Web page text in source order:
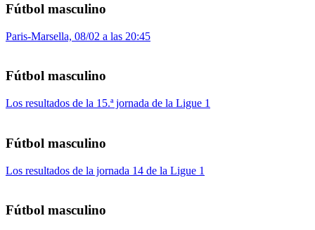
Fútbol masculino
Paris-Marsella, 08/02 a las 20:45
Fútbol masculino
Los resultados de la 15.ª jornada de la Ligue 1
Fútbol masculino
Los resultados de la jornada 14 de la Ligue 1
Fútbol masculino